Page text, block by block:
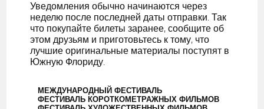
Уведомления обычно начинаются через
неделю после последней даты отправки. Так
что покупайте билеты заранее, сообщите об
этом друзьям и приготовьтесь к тому, что
лучшие оригинальные материалы поступят в
Южную Флориду.
МЕЖДУНАРОДНЫЙ ФЕСТИВАЛЬ
ФЕСТИВАЛЬ КОРОТКОМЕТРАЖНЫХ ФИЛЬМОВ